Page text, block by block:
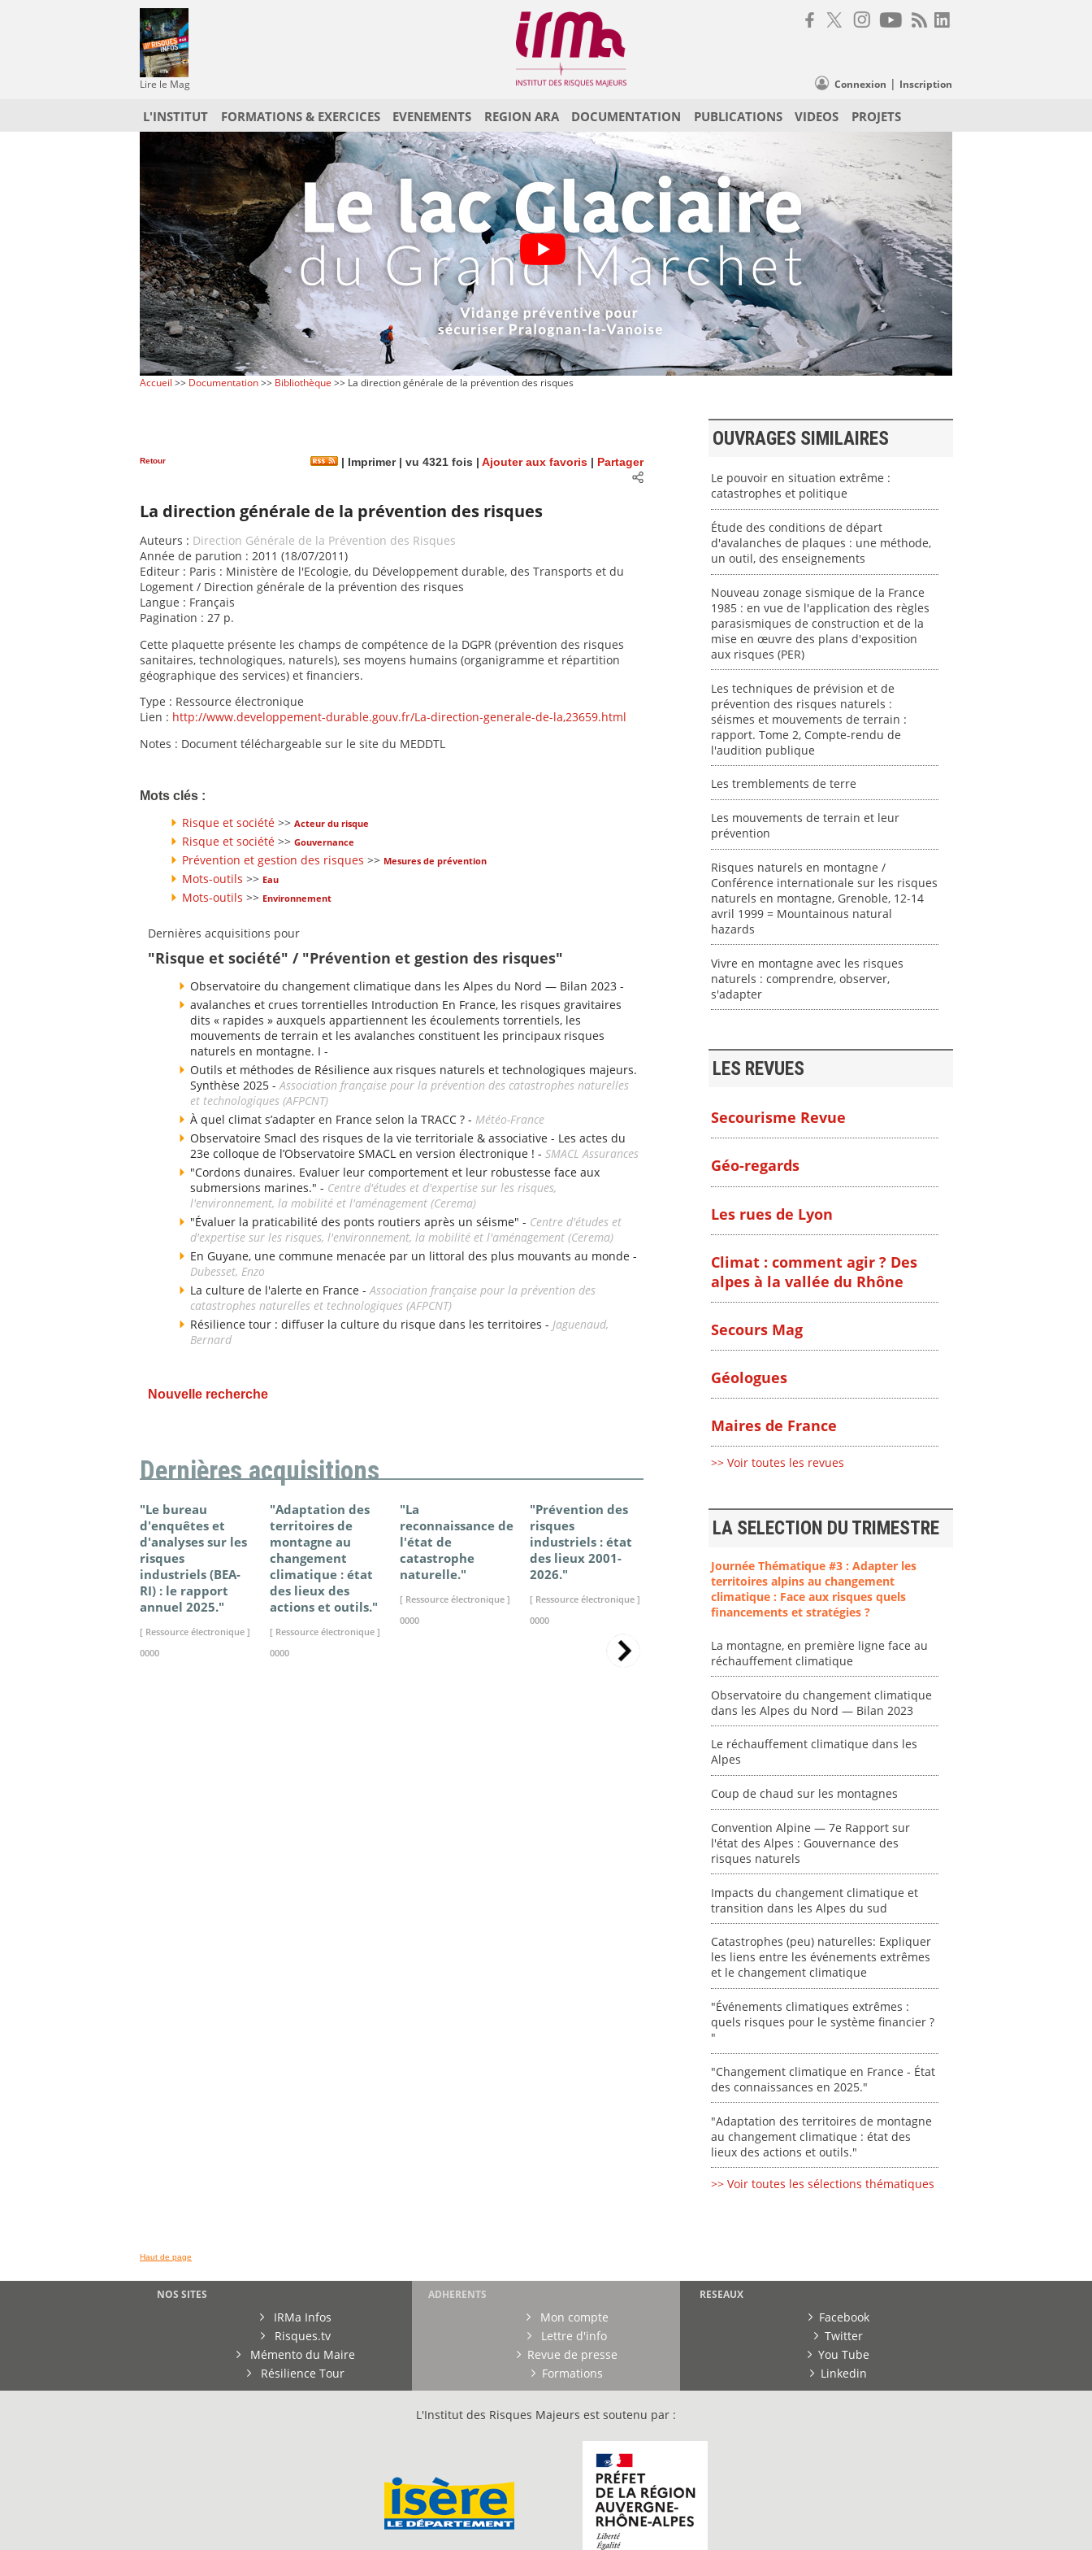
Lire le Mag Connexion | Inscription
L'INSTITUT FORMATIONS & EXERCICES EVENEMENTS REGION ARA DOCUMENTATION PUBLICATIONS VIDEOS PROJETS
Accueil >> Documentation>> Bibliothèque >> La direction générale de la prévention des risques
Retour Imprimer| vu 4321 fois | Ajouter aux favoris Partager
La direction générale de la prévention des risques
Auteurs : Direction Générale de la Prévention des Risques
Année de parution : 2011 (18/07/2011)
Editeur : Paris : Ministère de l'Ecologie, du Développement durable, des Transports et du
Logement / Direction générale de la prévention des risques
Langue : Français
Pagination : 27 p.
Cette plaquette présente les champs de compétence de la DGPR (prévention des risques
sanitaires, technologiques, naturels), ses moyens humains (organigramme et répartition
géographique des services) et financiers.
Type : Ressource électronique
Lien : http://www.developpement-durable.gouv.fr/La-direction-generale-de-la,23659.html
Notes : Document téléchargeable sur le site du MEDDTL
Mots clés :
Risque et société >> Acteur du risque
Risque et société >> Gouvernance
Prévention et gestion des risques >> Mesures de prévention
Mots-outils >> Eau
Mots-outils >> Environnement
Dernières acquisitions pour
"Risque et société" / "Prévention et gestion des risques"
Observatoire du changement climatique dans les Alpes du Nord — Bilan 2023 -
avalanches et crues torrentielles Introduction En France, les risques gravitaires
dits « rapides » auxquels appartiennent les écoulements torrentiels, les
mouvements de terrain et les avalanches constituent les principaux risques
naturels en montagne. I -
Outils et méthodes de Résilience aux risques naturels et technologiques majeurs.
Synthèse 2025 -Association française pour la prévention des catastrophes naturelles
et technologiques (AFPCNT)
À quel climat s’adapter en France selon la TRACC ? - Météo-France
Observatoire Smacl des risques de la vie territoriale & associative - Les actes du
23e colloque de l’Observatoire SMACL en version électronique ! - SMACL Assurances
"Cordons dunaires. Evaluer leur comportement et leur robustesse face aux
submersions marines." - Centre d'études et d'expertise sur les risques,
l'environnement, la mobilité et l'aménagement (Cerema)
"Évaluer la praticabilité des ponts routiers après un séisme" - Centre d'études et
d'expertise sur les risques, l'environnement, la mobilité et l'aménagement (Cerema)
En Guyane, une commune menacée par un littoral des plus mouvants au monde -
Dubesset, Enzo
La culture de l'alerte en France -Association française pour la prévention des
catastrophes naturelles et technologiques (AFPCNT)
Résilience tour : diffuser la culture du risque dans les territoires - Jaguenaud,
Bernard
Nouvelle recherche
Dernières acquisitions
"Le bureau
d'enquêtes et
d'analyses sur les
risques
industriels (BEA-
RI) : le rapport
annuel 2025."
[ Ressource électronique ]
0000
"Adaptation des
territoires de
montagne au
changement
climatique : état
des lieux des
actions et outils."
[ Ressource électronique ]
0000
"La
reconnaissance de
l'état de
catastrophe
naturelle."
[ Ressource électronique ]
0000
"Prévention des
risques
industriels : état
des lieux 2001-
2026."
[ Ressource électronique ]
0000
"Changement
climatique en
connaissances en
[ Ressource électronique ]
"Plan ministériel
de gestion des
chaleur."
[ Ressource électronique ]
0000
"Événements
climatiques
OUVRAGES SIMILAIRES
Le pouvoir en situation extrême :
catastrophes et politique
Étude des conditions de départ
d'avalanches de plaques : une méthode,
un outil, des enseignements
Nouveau zonage sismique de la France
1985 : en vue de l'application des règles
parasismiques de construction et de la
mise en œuvre des plans d'exposition
aux risques (PER)
Les techniques de prévision et de
prévention des risques naturels :
séismes et mouvements de terrain :
rapport. Tome 2, Compte-rendu de
l'audition publique
Les tremblements de terre
Les mouvements de terrain et leur
prévention
Risques naturels en montagne /
Conférence internationale sur les risques
naturels en montagne, Grenoble, 12-14
avril 1999 = Mountainous natural
hazards
Vivre en montagne avec les risques
naturels : comprendre, observer,
s'adapter
LES REVUES
Secourisme Revue
Géo-regards
Les rues de Lyon
Climat : comment agir ? Des
alpes à la vallée du Rhône
Secours Mag
Géologues
Maires de France
>> Voir toutes les revues
LA SELECTION DU TRIMESTRE
Journée Thématique #3 : Adapter les
territoires alpins au changement
climatique : Face aux risques quels
financements et stratégies ?
La montagne, en première ligne face au
réchauffement climatique
Observatoire du changement climatique
dans les Alpes du Nord — Bilan 2023
Le réchauffement climatique dans les
Alpes
Coup de chaud sur les montagnes
Convention Alpine — 7e Rapport sur
l'état des Alpes : Gouvernance des
risques naturels
Impacts du changement climatique et
transition dans les Alpes du sud
Catastrophes (peu) naturelles: Expliquer
les liens entre les événements extrêmes
et le changement climatique
"Événements climatiques extrêmes :
quels risques pour le système financier ?
"
"Changement climatique en France - État
des connaissances en 2025."
"Adaptation des territoires de montagne
au changement climatique : état des
lieux des actions et outils."
>> Voir toutes les sélections thématiques
Haut de page
NOS SITES
IRMa Infos
Risques.tv
Mémento du Maire
Résilience Tour
ADHERENTS
Mon compte
Lettre d'info
Revue de presse
Formations
RESEAUX
Facebook
Twitter
You Tube
Linkedin
L'Institut des Risques Majeurs est soutenu par :